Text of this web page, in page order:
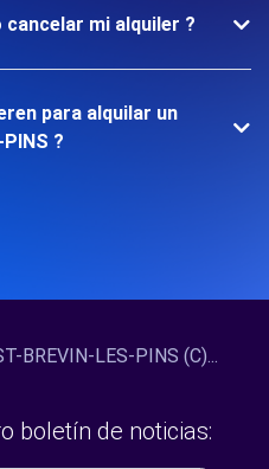
mi alquiler ?
para alquilar un
?
BREVIN-LES-PINS (C)...
boletín de noticias: